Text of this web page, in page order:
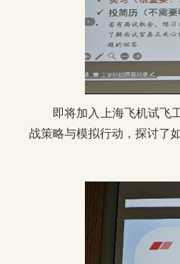
即将加入上海飞机试飞
战策略与模拟行动，探讨了